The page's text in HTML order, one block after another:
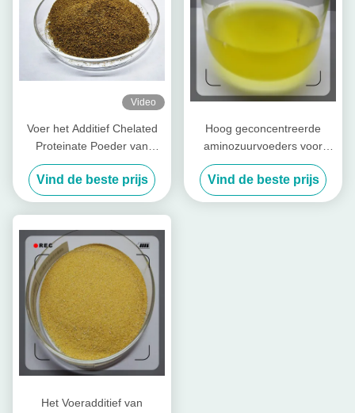
Video
Voer het Additief Chelated
Proteinate Poeder van
Zinkzn met Ruwe Proteïne
voor Voermolen
Vind de beste prijs
Hoog geconcentreerde
aminozuurvoeders voor
pluimvee en vee
Vind de beste prijs
Het Voeradditief van